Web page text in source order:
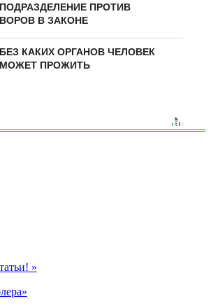
ПОДРАЗДЕЛЕНИЕ ПРОТИВ
ВОРОВ В ЗАКОНЕ
БЕЗ КАКИХ ОРГАНОВ ЧЕЛОВЕК
МОЖЕТ ПРОЖИТЬ
»